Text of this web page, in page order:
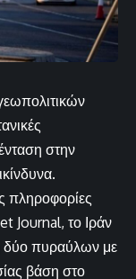
στην
πληροφορίες
Journal, το Ιράν
δύο πυραύλων με
βάση στο